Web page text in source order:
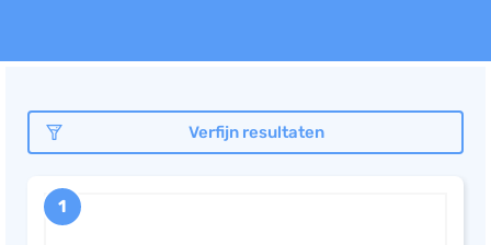
Offerte
Projectmanagement
Planning
Verfijn resultaten
1